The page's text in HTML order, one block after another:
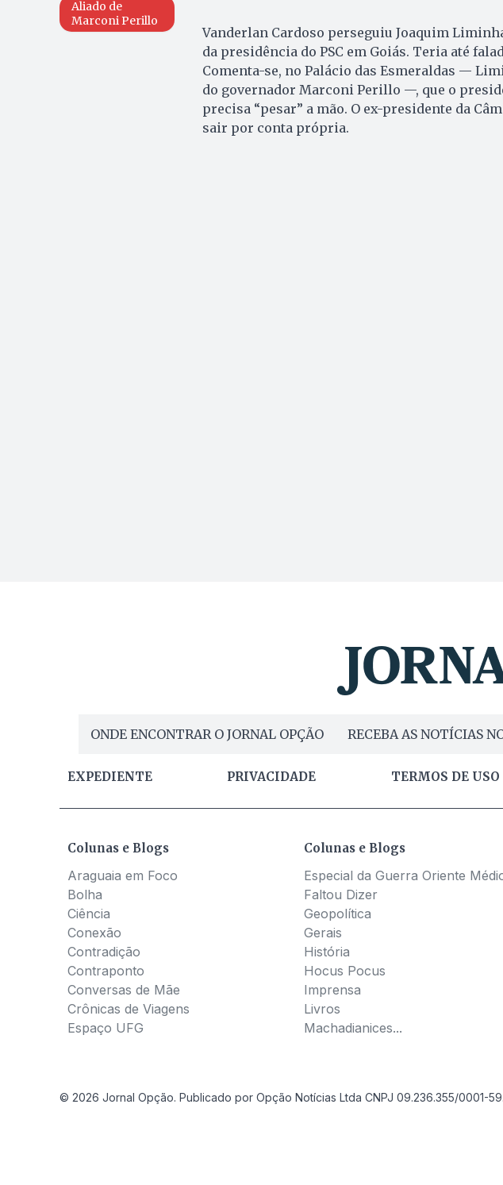
Aliado de
Marconi Perillo
Vanderlan Cardoso perseguiu Joaquim
da presidência do PSC em Goiás. Teria até
Comenta-se, no Palácio das Esmeraldas —
do governador Marconi Perillo —, que o
precisa “pesar” a mão. O ex-presidente da
sair por conta própria.
ONDE ENCONTRAR O JORNAL OPÇÃO RECEBA AS NOTÍCIAS
EXPEDIENTE PRIVACIDADE TERMOS DE USO
Colunas e Blogs
Araguaia em Foco
Bolha
Ciência
Conexão
Contradição
Contraponto
Conversas de Mãe
Crônicas de Viagens
Espaço UFG
Colunas e Blogs
Especial da Guerra Oriente
Faltou Dizer
Geopolítica
Gerais
História
Hocus Pocus
Imprensa
Livros
Machadianices...
© 2026 Jornal Opção. Publicado por Opção Notícias Ltda CNPJ 09.236.355/0001-